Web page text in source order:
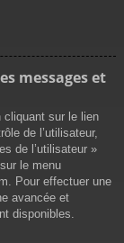
messages et
cliquant sur le lien
de l’utilisateur,
de l’utilisateur »
le menu
Pour effectuer une
avancée et
disponibles.